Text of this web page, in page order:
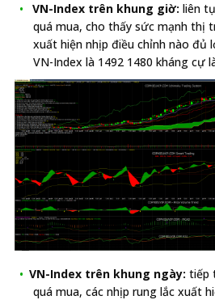
VN-Index trên khung giờ: liên
quá mua, cho thấy sức mạnh thị
xuất hiện nhịp điều chỉnh nào đủ
VN-Index là 1492 1480 kháng cự
VN-Index trên khung ngày: tiếp
quá mua, các nhịp rung lắc xuất